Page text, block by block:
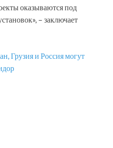
оказываются под
– заключает
Грузия и Россия могут